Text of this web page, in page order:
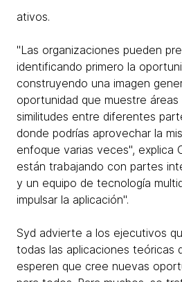
ativos.
"Las organizaciones pueden
identificando primero la
construyendo una imagen
oportunidad que muestre
similitudes entre diferentes
donde podrías aprovechar la
enfoque varias veces", explica
están trabajando con partes
y un equipo de tecnología
impulsar la aplicación".
Syd advierte a los ejecutivos
todas las aplicaciones teóricas
esperen que cree nuevas